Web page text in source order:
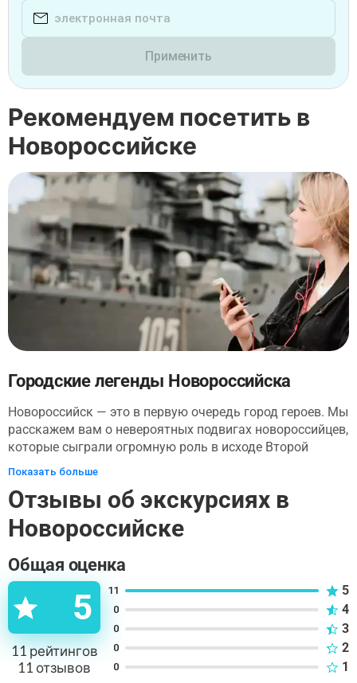
Применить
Рекомендуем посетить в
Новороссийске
Городские легенды Новороссийска
Новороссийск — это в первую очередь город героев. Мы
расскажем вам о невероятных подвигах новороссийцев,
которые сыграли огромную роль в исходе Второй
Мировой войны, вы услышите захватывающие
необычной историей. Экскурсия начинается у
знаменитого крейсера «Михаил Кутузов». Оттуда вы
пройдете на Форумную площадь, где мы расскажем
основателей Новороссийска и торпедный катер,
который участвовал в боевых действиях. Вы, конечно,
не упустите возможность прогуляться по живописной
набережной и увидеть морской западный мол,
защищающий причал пассажирских пароходов от
разрушительного Норд-оста. Вы дойдете до мыса
любви и узнаете, почему в таком романтичном месте
Показать больше
Отзывы об экскурсиях в
Новороссийске
Общая оценка
5
11рейтингов
11 отзывов
11 5
0 4
0 3
0 2
0 1